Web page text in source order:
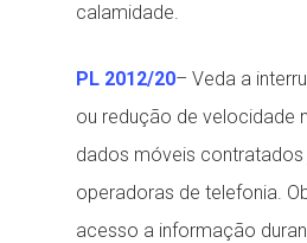
calamidade.
PL 2012/20– Veda a
ou redução de velocidade
dados móveis contratados
operadoras de telefonia.
acesso a informação